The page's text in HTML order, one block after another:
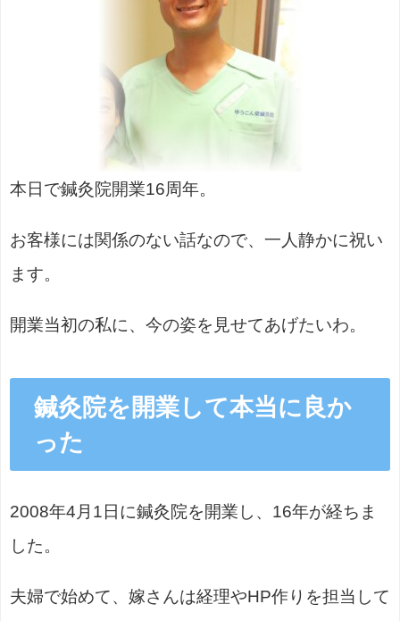
本日で鍼灸院開業16周年。
お客様には関係のない話なので、一人静かに祝い
ます。
開業当初の私に、今の姿を見せてあげたいわ。
鍼灸院を開業して本当に良か
った
2008年4月1日に鍼灸院を開業し、16年が経ちま
した。
夫婦で始めて、嫁さんは経理やHP作りを担当して